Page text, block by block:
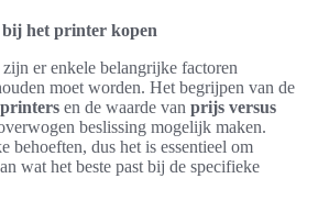
het printer kopen
zijn er enkele belangrijke factoren
moet worden. Het begrijpen van de
en de waarde van prijs versus
beslissing mogelijk maken.
behoeften, dus het is essentieel om
wat het beste past bij de specifieke